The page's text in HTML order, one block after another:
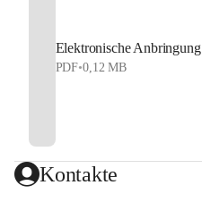
Elektronische Anbringung
PDF•0,12 MB
Kontakte